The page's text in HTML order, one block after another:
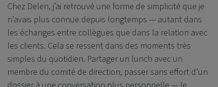
Chez Delen, j’ai retrouvé une forme de simplicité que je
n’avais plus connue depuis longtemps — autant dans
les échanges entre collègues que dans la relation avec
les clients. Cela se ressent dans des moments très
simples du quotidien. Partager un lunch avec un
membre du comité de direction, passer sans effort d’un